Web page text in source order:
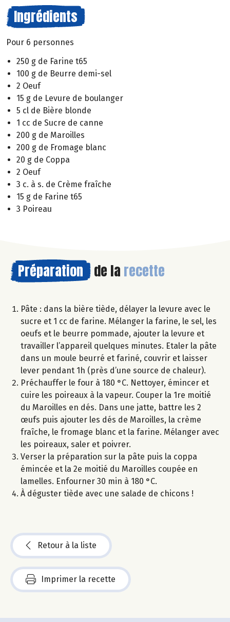
Ingrédients
Pour 6 personnes
250 g de Farine t65
100 g de Beurre demi-sel
2 Oeuf
15 g de Levure de boulanger
5 cl de Bière blonde
1 cc de Sucre de canne
200 g de Maroilles
200 g de Fromage blanc
20 g de Coppa
2 Oeuf
3 c. à s. de Crème fraîche
15 g de Farine t65
3 Poireau
Préparation de la recette
Pâte : dans la bière tiède, délayer la levure avec le
sucre et 1 cc de farine. Mélanger la farine, le sel, les
oeufs et le beurre pommade, ajouter la levure et
travailler l’appareil quelques minutes. Etaler la pâte
dans un moule beurré et fariné, couvrir et laisser
lever pendant 1h (près d’une source de chaleur).
Préchauffer le four à 180 °C. Nettoyer, émincer et
cuire les poireaux à la vapeur. Couper la 1re moitié
du Maroilles en dés. Dans une jatte, battre les 2
œufs puis ajouter les dés de Maroilles, la crème
fraîche, le fromage blanc et la farine. Mélanger avec
les poireaux, saler et poivrer.
Verser la préparation sur la pâte puis la coppa
émincée et la 2e moitié du Maroilles coupée en
lamelles. Enfourner 30 min à 180 °C.
À déguster tiède avec une salade de chicons !
Retour à la liste
Imprimer la recette